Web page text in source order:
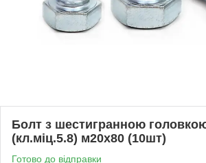
Болт з шестигранною
(кл.міц.5.8) м20х80 (10шт)
Готово до відправки